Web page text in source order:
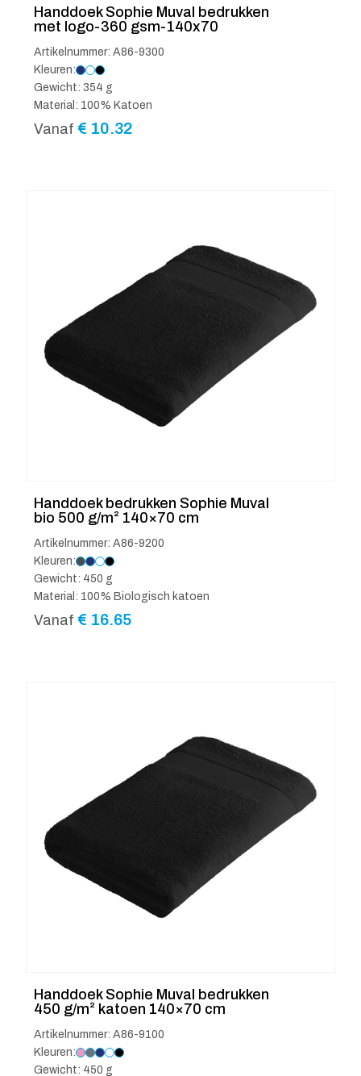
Handdoek Sophie Muval bedrukken
met logo-360 gsm-140x70
Artikelnummer: A86-9300
Kleuren:
Gewicht: 354 g
Material: 100% Katoen
Vanaf € 10.32
Handdoek bedrukken Sophie Muval
bio 500 g/m² 140×70 cm
Artikelnummer: A86-9200
Kleuren:
Gewicht: 450 g
Material: 100% Biologisch katoen
Vanaf € 16.65
Handdoek Sophie Muval bedrukken
450 g/m² katoen 140×70 cm
Artikelnummer: A86-9100
Kleuren:
Gewicht: 450 g